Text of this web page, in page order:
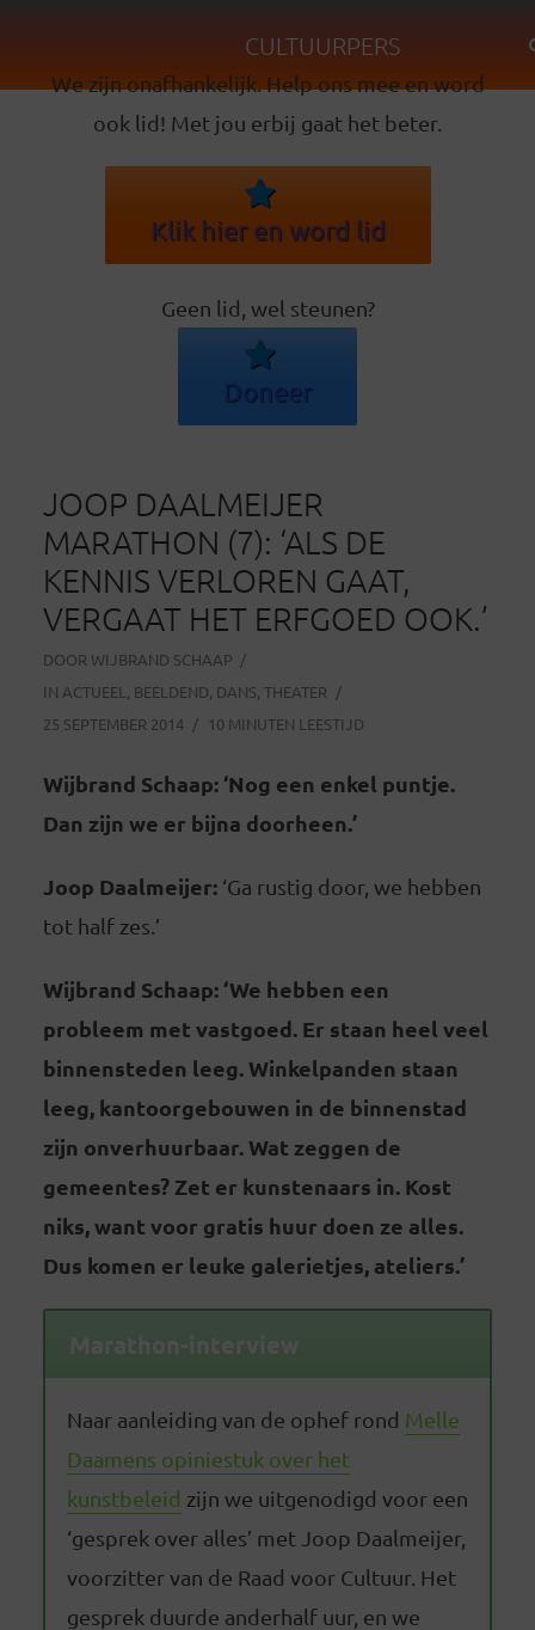
CULTUURPERS
We zijn onafhankelijk. Help ons mee en word
ook lid! Met jou erbij gaat het beter.
Klik hier en word lid
Geen lid, wel steunen?
Doneer
JOOP DAALMEIJER
MARATHON (7): ‘ALS DE
KENNIS VERLOREN GAAT,
VERGAAT HET ERFGOED OOK.’
DOOR WIJBRAND SCHAAP
IN ACTUEEL , BEELDEND, DANS, THEATER
25 SEPTEMBER 2014
10 MINUTEN LEESTIJD
Wijbrand Schaap: ‘Nog een enkel puntje.
Dan zijn we er bijna doorheen.’
Joop Daalmeijer:‘Ga rustig door, we hebben
tot half zes.’
Wijbrand Schaap: ‘We hebben een
probleem met vastgoed. Er staan heel veel
binnensteden leeg. Winkelpanden staan
leeg, kantoorgebouwen in de binnenstad
zijn onverhuurbaar. Wat zeggen de
gemeentes? Zet er kunstenaars in. Kost
niks, want voor gratis huur doen ze alles.
Dus komen er leuke galerietjes, ateliers.’
Naar aanleiding van de ophef rond Melle
Daamens opiniestuk over het
kunstbeleid zijn we uitgenodigd voor een
‘gesprek over alles’ met Joop Daalmeijer,
voorzitter van de Raad voor Cultuur. Het
gesprek duurde anderhalf uur, en we